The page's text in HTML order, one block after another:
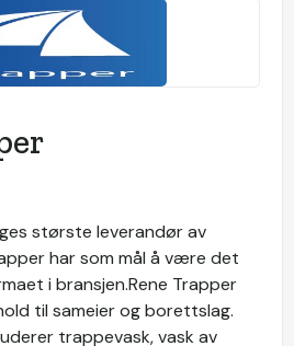
største leverandør av
har som mål å være det
i bransjen.Rene Trapper
til sameier og borettslag.
trappevask, vask av